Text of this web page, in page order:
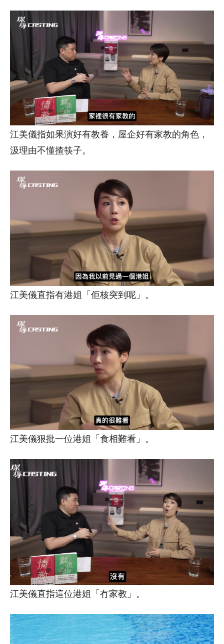
江美儀指如果演好有教養，屋企好有家教的角色，
汲理由不懂揸筷子。
江美儀直指有港姐「佢核突到呢」。
江美儀狠批一位港姐「食相難看」。
江美儀直指這位港姐「冇家教」。